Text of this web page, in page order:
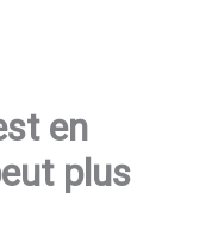
en
plus